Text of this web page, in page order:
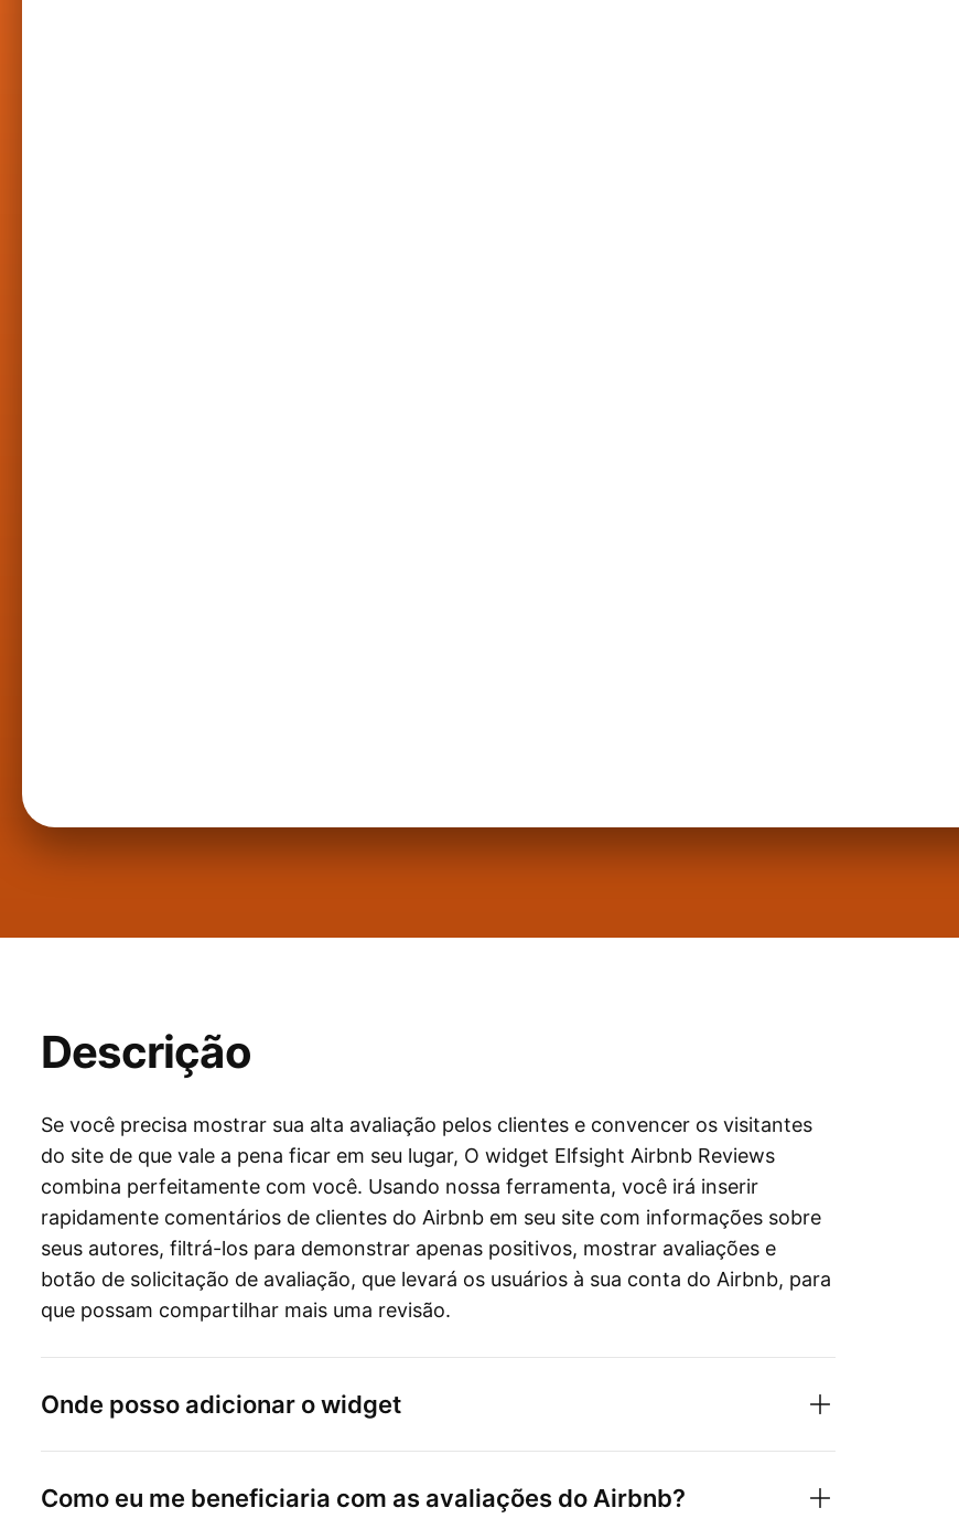
Descrição
Se você precisa mostrar sua alta avaliação pelos clientes e convencer os visitantes
do site de que vale a pena ficar em seu lugar, O widget Elfsight Airbnb Reviews
combina perfeitamente com você. Usando nossa ferramenta, você irá inserir
rapidamente comentários de clientes do Airbnb em seu site com informações sobre
seus autores, filtrá-los para demonstrar apenas positivos, mostrar avaliações e
botão de solicitação de avaliação, que levará os usuários à sua conta do Airbnb, para
que possam compartilhar mais uma revisão.
Onde posso adicionar o widget
Como eu me beneficiaria com as avaliações do Airbnb?